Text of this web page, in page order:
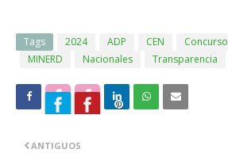
Tags 2024 ADP CEN Concurso
MINERD
Nacionales Transparencia
ANTIGUOS